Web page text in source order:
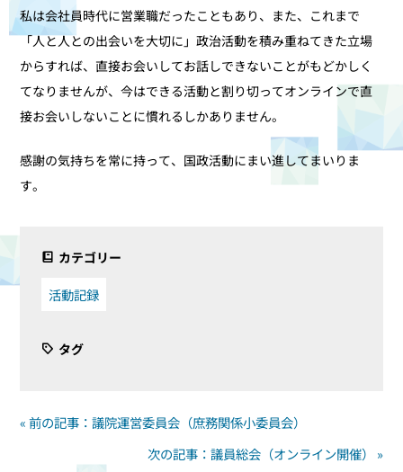
私は会社員時代に営業職だったこともあり、また、これまで
「人と人との出会いを大切に」政治活動を積み重ねてきた立場
からすれば、直接お会いしてお話しできないことがもどかしく
てなりませんが、今はできる活動と割り切ってオンラインで直
接お会いしないことに慣れるしかありません。
感謝の気持ちを常に持って、国政活動にまい進してまいりま
す。
カテゴリー
活動記録
タグ
« 前の記事：議院運営委員会（庶務関係小委員会）
次の記事：議員総会（オンライン開催） »